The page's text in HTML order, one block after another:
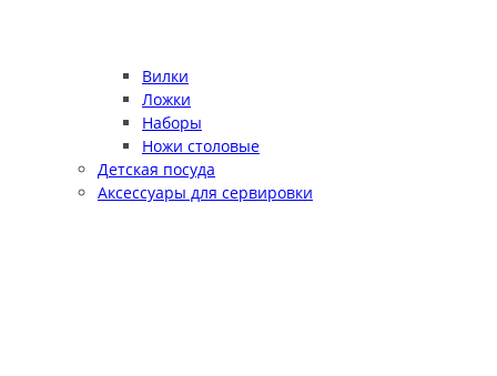
Вилки
Ложки
Наборы
Ножи столовые
Детская посуда
Аксессуары для сервировки